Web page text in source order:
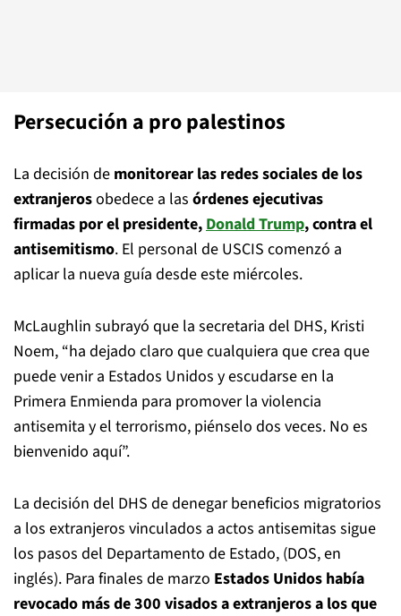
Persecución a pro palestinos
La decisión de monitorear las redes sociales de los
extranjerosobedece a las órdenes ejecutivas
firmadas por el presidente,Donald Trump, contra el
antisemitismo. El personal de USCIS comenzó a
aplicar la nueva guía desde este miércoles.
McLaughlin subrayó que la secretaria del DHS, Kristi
Noem, “ha dejado claro que cualquiera que crea que
puede venir a Estados Unidos y escudarse en la
Primera Enmienda para promover la violencia
antisemita y el terrorismo, piénselo dos veces. No es
bienvenido aquí”.
La decisión del DHS de denegar beneficios migratorios
a los extranjeros vinculados a actos antisemitas sigue
los pasos del Departamento de Estado, (DOS, en
inglés). Para finales de marzo Estados Unidos había
revocado más de 300 visados a extranjeros a los que